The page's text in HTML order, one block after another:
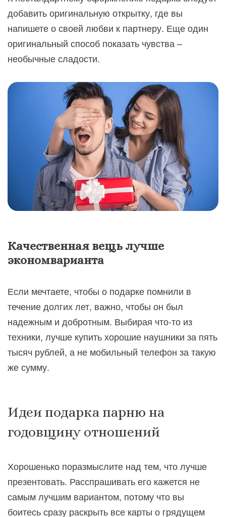
добавить оригинальную открытку, где вы
напишете о своей любви к партнеру. Еще один
оригинальный способ показать чувства –
необычные сладости.
Качественная вещь лучше
экономварианта
Если мечтаете, чтобы о подарке помнили в
течение долгих лет, важно, чтобы он был
надежным и добротным. Выбирая что-то из
техники, лучше купить хорошие наушники за пять
тысяч рублей, а не мобильный телефон за такую
же сумму.
Идеи подарка парню на
годовщину отношений
Хорошенько поразмыслите над тем, что лучше
презентовать. Расспрашивать его кажется не
самым лучшим вариантом, потому что вы
боитесь сразу раскрыть все карты о грядущем